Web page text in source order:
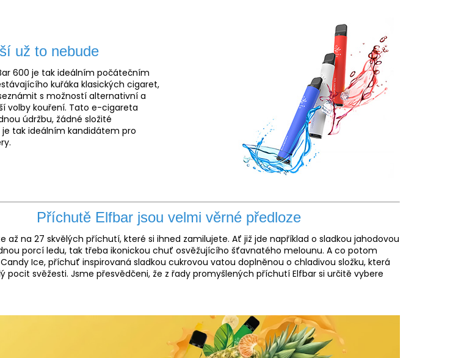
už to nebude
600 je tak ideálním počátečním
kuřáka klasických cigaret,
s možností alternativní a
volby kouření. Tato e-cigareta
údržbu, žádné složité
tak ideálním kandidátem pro
Příchutě Elfbar jsou velmi věrné předloze
až na 27 skvělých příchutí, které si ihned zamilujete. Ať již jde například o sladkou jahodovou
porcí ledu, tak třeba ikonickou chuť osvěžujícího šťavnatého melounu. A co potom
Ice, příchuť inspirovaná sladkou cukrovou vatou doplněnou o chladivou složku, která
pocit svěžesti. Jsme přesvědčeni, že z řady promyšlených příchutí Elfbar si určitě vybere